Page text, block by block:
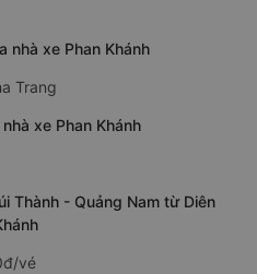
nhà xe Phan Khánh
Trang
xe Phan Khánh
Thành - Quảng Nam từ Diên
vé